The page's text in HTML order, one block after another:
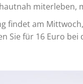
miterleben,
findet am
Sie für 16 Euro